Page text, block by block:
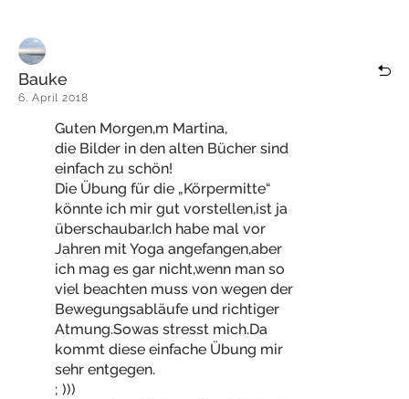
Bauke
6. April 2018
Guten Morgen,m Martina,
die Bilder in den alten Bücher sind
einfach zu schön!
Die Übung für die „Körpermitte“
könnte ich mir gut vorstellen,ist ja
überschaubar.Ich habe mal vor
Jahren mit Yoga angefangen,aber
ich mag es gar nicht,wenn man so
viel beachten muss von wegen der
Bewegungsabläufe und richtiger
Atmung.Sowas stresst mich.Da
kommt diese einfache Übung mir
sehr entgegen.
; )))